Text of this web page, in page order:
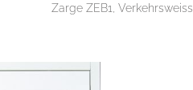
Zarge ZEB1, Verkehrsweiss